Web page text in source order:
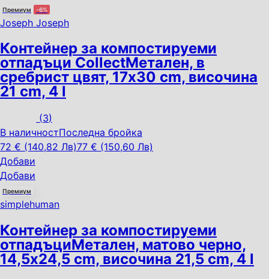
Премиум -6%
Joseph Joseph
Контейнер за компостируеми
отпадъци CollectМетален, в
сребрист цвят, 17x30 cm, височина
21 cm, 4 l
(3)
В наличностПоследна бройка
72 € (140,82 Лв)77 € (150,60 Лв)
Добави
Добави
Премиум
simplehuman
Контейнер за компостируеми
отпадъциМетален, матово черно,
14,5x24,5 cm, височина 21,5 cm, 4 l